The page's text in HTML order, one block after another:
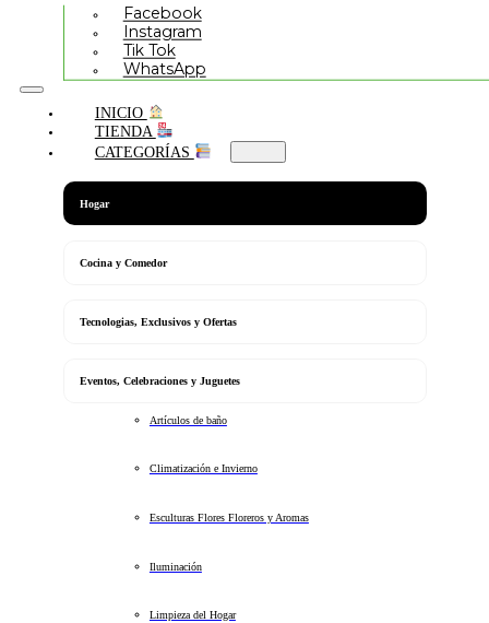
Facebook
Instagram
Tik Tok
WhatsApp
INICIO
TIENDA
CATEGORÍAS
Hogar
Cocina y Comedor
Tecnologias, Exclusivos y Ofertas
Eventos, Celebraciones y Juguetes
Artículos de baño
Climatización e Invierno
Esculturas Flores Floreros y Aromas
Iluminación
Limpieza del Hogar